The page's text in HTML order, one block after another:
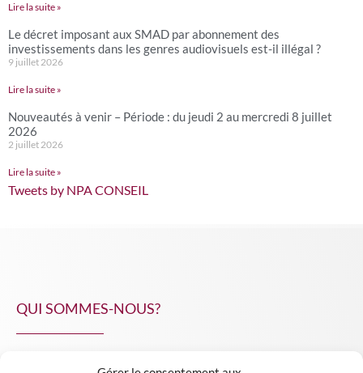
Lire la suite »
Le décret imposant aux SMAD par abonnement des
investissements dans les genres audiovisuels est-il illégal ?
9 juillet 2026
Lire la suite »
Nouveautés à venir – Période : du jeudi 2 au mercredi 8 juillet
2026
2 juillet 2026
Lire la suite »
Tweets by NPA CONSEIL
QUI SOMMES-NOUS?